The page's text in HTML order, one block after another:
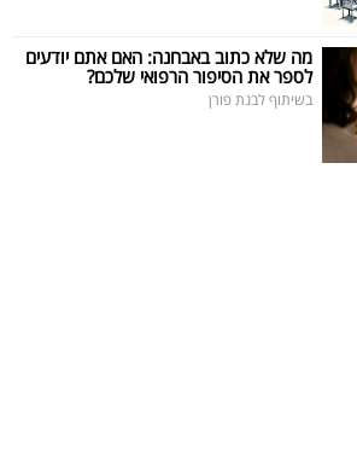
מה שלא כתוב באבחנה: האם אתם יודעים
לספר את הסיפור הרפואי שלכם?
בשיתוף לבנת פורן